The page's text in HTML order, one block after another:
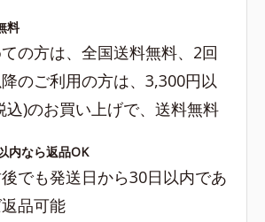
料
の方は、全国送料無料、2回
のご利用の方は、3,300円以
込)のお買い上げで、送料無料
内なら返品OK
でも発送日から30日以内であ
品可能